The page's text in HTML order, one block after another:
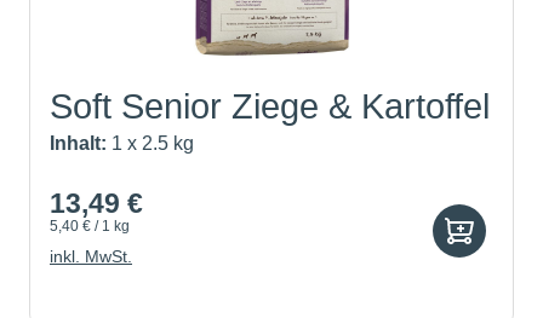
Soft Senior Ziege & Kartoffel
Inhalt: 1 x 2.5 kg
13,49 €
5,40 € / 1 kg
inkl. MwSt.